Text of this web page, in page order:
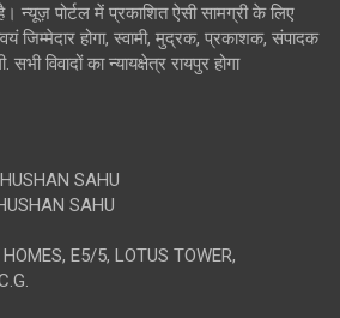
न्यूज़ पोर्टल में प्रकाशित ऐसी सामग्री के लिए
जिम्मेदार होगा, स्वामी, मुद्रक, प्रकाशक, संपादक
सभी विवादों का न्यायक्षेत्र रायपुर होगा
SAHU
SAHU
E5/5, LOTUS TOWER,